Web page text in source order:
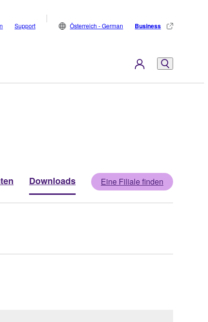
Support Österreich - German Business
Downloads Eine Filiale finden